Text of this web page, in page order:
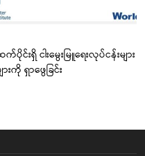
းရှိ ငါးမွေးမြူရေးလုပ်ငန်းများ
ကို ရှာဖွေခြင်း